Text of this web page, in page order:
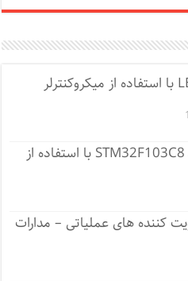
مدار دیمر پاور LED با استفاده از میکروکنترلر
پروگرم کردن بورد STM32F103C8 با استفاده از
کننده های عملیاتی – مدارات